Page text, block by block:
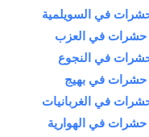
في السويلمية
حشرات في العزب
في النجوع
حشرات في بهيج
في الغربانيات
في الهوارية